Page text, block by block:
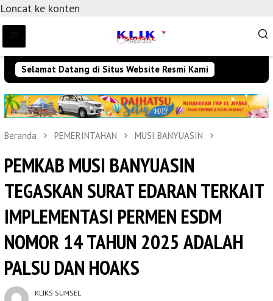
Loncat ke konten
Selamat Datang di Situs Website Resmi Kami
Beranda PEMERINTAHAN MUSI BANYUASIN
PEMKAB MUSI BANYUASIN
TEGASKAN SURAT EDARAN TERKAIT
IMPLEMENTASI PERMEN ESDM
NOMOR 14 TAHUN 2025 ADALAH
PALSU DAN HOAKS
KLIKS SUMSEL